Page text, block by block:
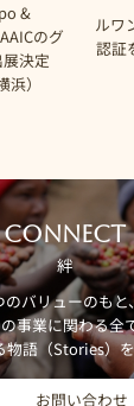
&
のグ
決定
）
ルワ
認証
CONNECT
絆
のバリューのもと
事業に関わる全
物語（Stories）
お問い合わせ